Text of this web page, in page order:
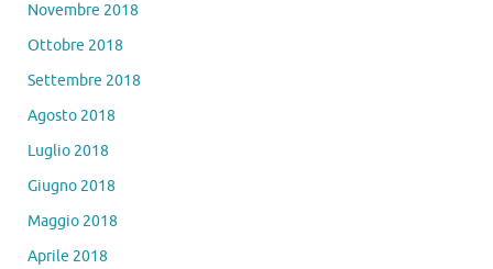
Novembre 2018
Ottobre 2018
Settembre 2018
Agosto 2018
Luglio 2018
Giugno 2018
Maggio 2018
Aprile 2018